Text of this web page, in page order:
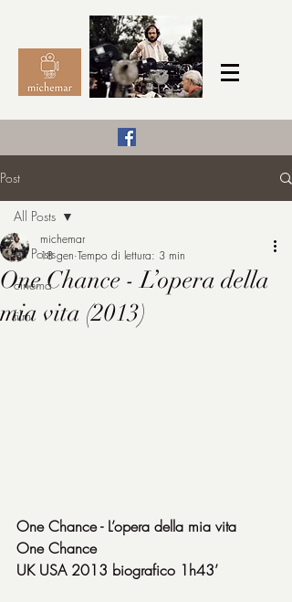
michemar
Post
All Posts
cinema
film
All Posts
One Chance - L’opera della
mia vita (2013)
michemar
18 gen Tempo di lettura: 3 min
One Chance - L’opera della mia vita
One Chance
UK USA 2013 biografico 1h43’